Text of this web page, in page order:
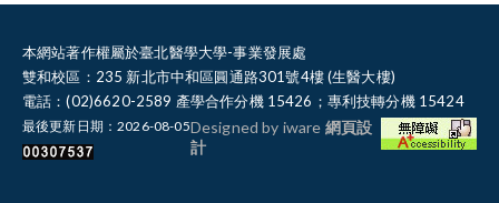
本網站著作權屬於臺北醫學大學-事業發展處
雙和校區：235 新北市中和區圓通路301號4樓 (生醫大樓)
電話：(02)6620-2589 產學合作分機 15426；專利技轉分機 15424
最後更新日期：2026-08-05Designed by iware 網頁設
計